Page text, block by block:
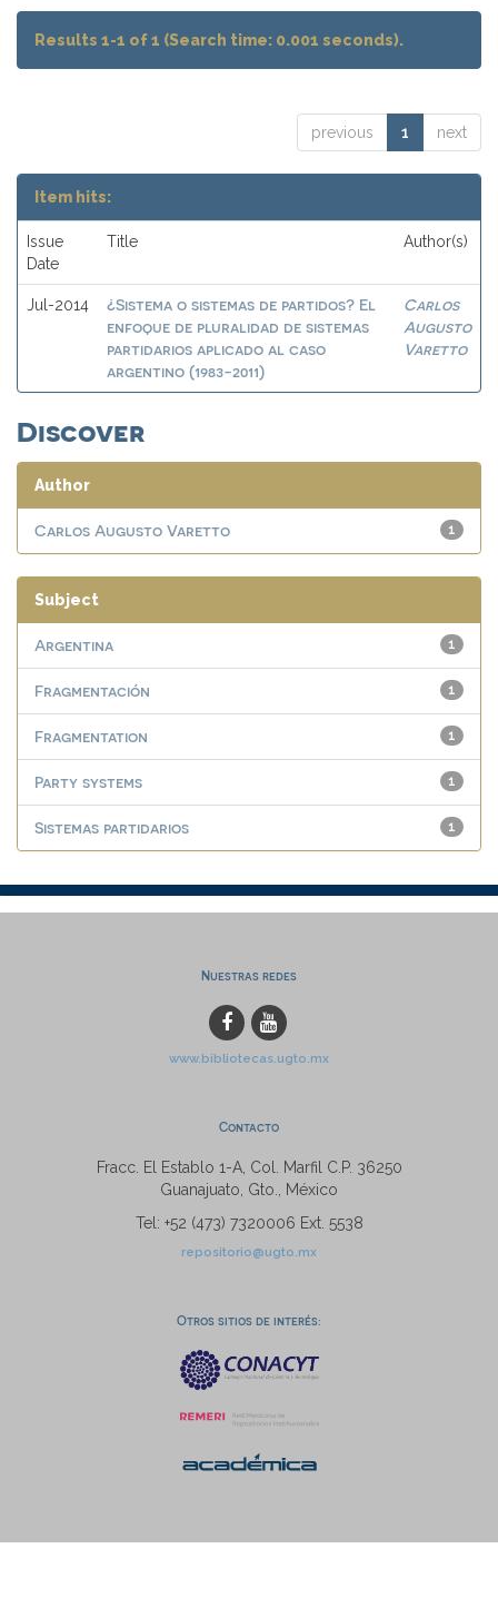
Results 1-1 of 1 (Search time: 0.001 seconds).
previous 1 next
Item hits:
Issue
Date
Title Author(s)
Jul-2014
¿Sistema o sistemas de partidos? El
enfoque de pluralidad de sistemas
partidarios aplicado al caso
argentino (1983-2011)
Carlos
Augusto
Varetto
Discover
Author
1
Carlos Augusto Varetto
Subject
1
Argentina
1
Fragmentación
1
Fragmentation
1
Party systems
1
Sistemas partidarios
Nuestras redes
www.bibliotecas.ugto.mx
Contacto
Fracc. El Establo 1-A, Col. Marfil C.P. 36250
Guanajuato, Gto., México
Tel: +52 (473) 7320006 Ext. 5538
repositorio@ugto.mx
Otros sitios de interés: